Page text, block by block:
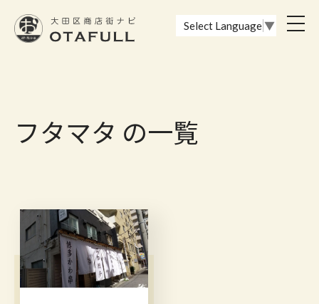
Select Language ▼
フタマタ の一覧